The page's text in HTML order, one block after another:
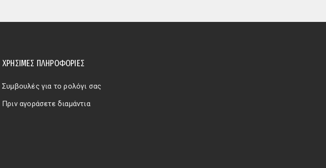
ΧΡΗΣΙΜΕΣ ΠΛΗΡΟΦΟΡΙΕΣ
Συμβουλές για το ρολόγι σας
Πριν αγοράσετε διαμάντια